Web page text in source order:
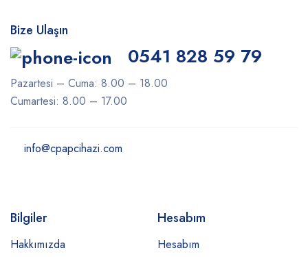
Bize Ulaşın
0541 828 59 79
Pazartesi – Cuma: 8.00 – 18.00
Cumartesi: 8.00 – 17.00
info@cpapcihazi.com
Bilgiler
Hakkımızda
Hesabım
Hesabım